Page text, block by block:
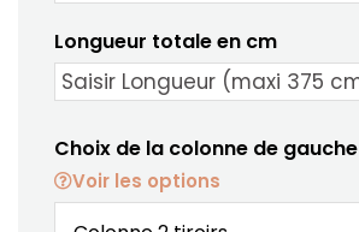
Longueur totale en cm
Choix de la colonne de gauche
Voir les options